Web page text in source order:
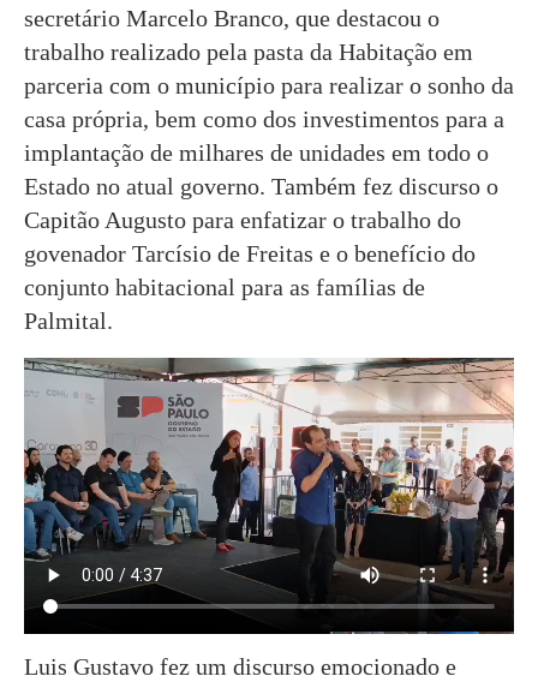
secretário Marcelo Branco, que destacou o
trabalho realizado pela pasta da Habitação em
parceria com o município para realizar o sonho da
casa própria, bem como dos investimentos para a
implantação de milhares de unidades em todo o
Estado no atual governo. Também fez discurso o
Capitão Augusto para enfatizar o trabalho do
govenador Tarcísio de Freitas e o benefício do
conjunto habitacional para as famílias de
Palmital.
Luis Gustavo fez um discurso emocionado e